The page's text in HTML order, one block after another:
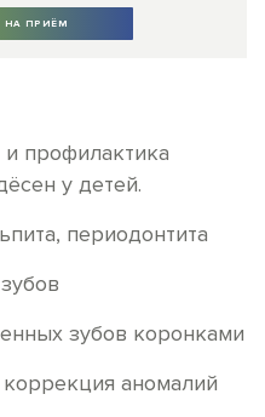
НА ПРИЁМ
и профилактика
у детей.
периодонтита
зубов коронками
коррекция аномалий